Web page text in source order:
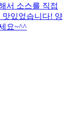
서 소스를 직접
맛있었습니다! 양
요~^^